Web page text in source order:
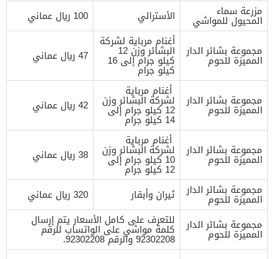
مزرعة سماء
المحيول للمواشي الأسترالي 100 ريال عماني
مجموعة بشائر الدار
المميزة للحوم
أغنام مرباية لشركة
البشائر وزن 12
كيلو جرام إلى 16
كيلو جرام
47 ريال عماني
مجموعة بشائر الدار
المميزة للحوم
أغنام مرباية
لشركة البشائر وزن
12 كيلو جرام إلى
14 كيلو جرام
42 ريال عماني
مجموعة بشائر الدار
المميزة للحوم
أغنام مرباية
لشركة البشائر وزن
10 كيلو جرام إلى
12 كيلو جرام
38 ريال عماني
مجموعة بشائر الدار
المميزة للحوم ثيران وأبقار
320 ريال عماني
مجموعة بشائر الدار
المميزة للحوم
للتعرف على كامل الأسعار يتم إرسال
كلمة مواشي على الواتساب للرقم
92302208 والرقم 92302208.